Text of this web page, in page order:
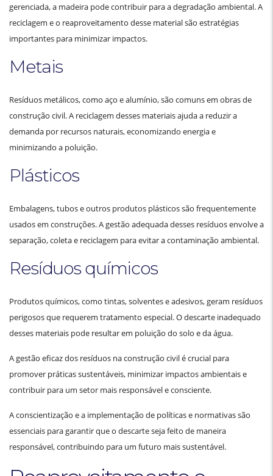
gerenciada, a madeira pode contribuir para a degradação ambiental. A
reciclagem e o reaproveitamento desse material são estratégias
importantes para minimizar impactos.
Metais
Resíduos metálicos, como aço e alumínio, são comuns em obras de
construção civil. A reciclagem desses materiais ajuda a reduzir a
demanda por recursos naturais, economizando energia e
minimizando a poluição.
Plásticos
Embalagens, tubos e outros produtos plásticos são frequentemente
usados em construções. A gestão adequada desses resíduos envolve a
separação, coleta e reciclagem para evitar a contaminação ambiental.
Resíduos químicos
Produtos químicos, como tintas, solventes e adesivos, geram resíduos
perigosos que requerem tratamento especial. O descarte inadequado
desses materiais pode resultar em poluição do solo e da água.
A gestão eficaz dos resíduos na construção civil é crucial para
promover práticas sustentáveis, minimizar impactos ambientais e
contribuir para um setor mais responsável e consciente.
A conscientização e a implementação de políticas e normativas são
essenciais para garantir que o descarte seja feito de maneira
responsável, contribuindo para um futuro mais sustentável.